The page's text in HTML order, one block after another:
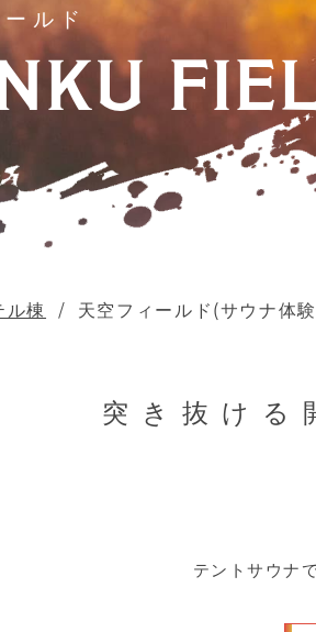
ルド
ル棟 天空フィールド(サウナ体
突き抜ける
テントサウナ